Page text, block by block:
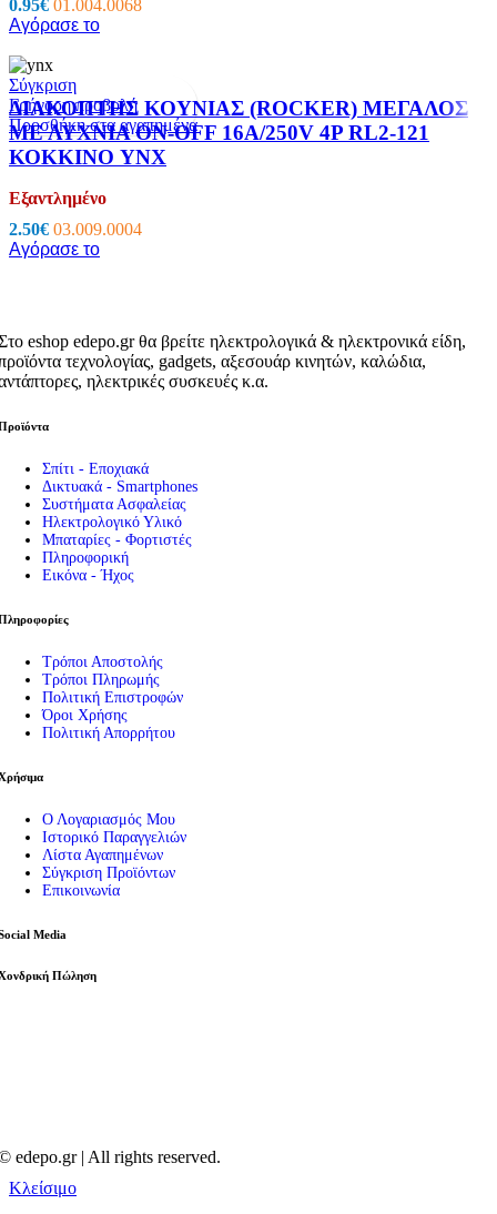
0.95€ 01.004.0068
Αγόρασε το
Σύγκριση
Γρήγορη προβολή
Προσθήκη στα αγαπημένα
ΔΙΑΚΟΠΤΗΣ ΚΟΥΝΙΑΣ (ROCKER) ΜΕΓΑΛΟΣ
ΜΕ ΛΥΧΝΙΑ ON-OFF 16A/250V 4P RL2-121
ΚΟΚΚΙΝΟ YNX
Εξαντλημένο
2.50€ 03.009.0004
Αγόρασε το
eshop edepo.gr θα βρείτε ηλεκτρολογικά & ηλεκτρονικά είδη,
τεχνολογίας, gadgets, αξεσουάρ κινητών, καλώδια,
ηλεκτρικές συσκευές κ.α.
Σπίτι - Εποχιακά
Δικτυακά - Smartphones
Συστήματα Ασφαλείας
Ηλεκτρολογικό Υλικό
Μπαταρίες - Φορτιστές
Πληροφορική
Εικόνα - Ήχος
Τρόποι Αποστολής
Τρόποι Πληρωμής
Πολιτική Επιστροφών
Όροι Χρήσης
Πολιτική Απορρήτου
Ο Λογαριασμός Μου
Ιστορικό Παραγγελιών
Λίστα Αγαπημένων
Σύγκριση Προϊόντων
Επικοινωνία
Media
Πώληση
edepo.gr | All rights reserved.
Κλείσιμο